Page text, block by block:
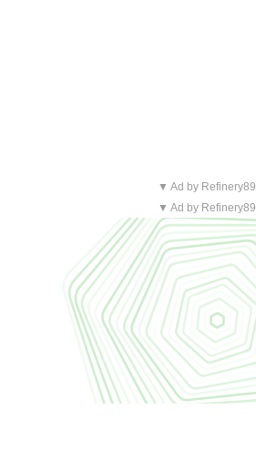
▼ Ad by Refinery89
▼ Ad by Refinery89